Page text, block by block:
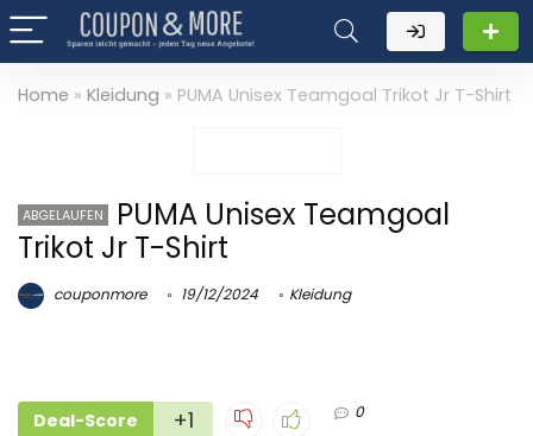
Home » Kleidung » PUMA Unisex Teamgoal Trikot Jr T-Shirt
ABGELAUFEN
PUMA Unisex Teamgoal
Trikot Jr T-Shirt
couponmore 19/12/2024 Kleidung
Deal-Score +1 0